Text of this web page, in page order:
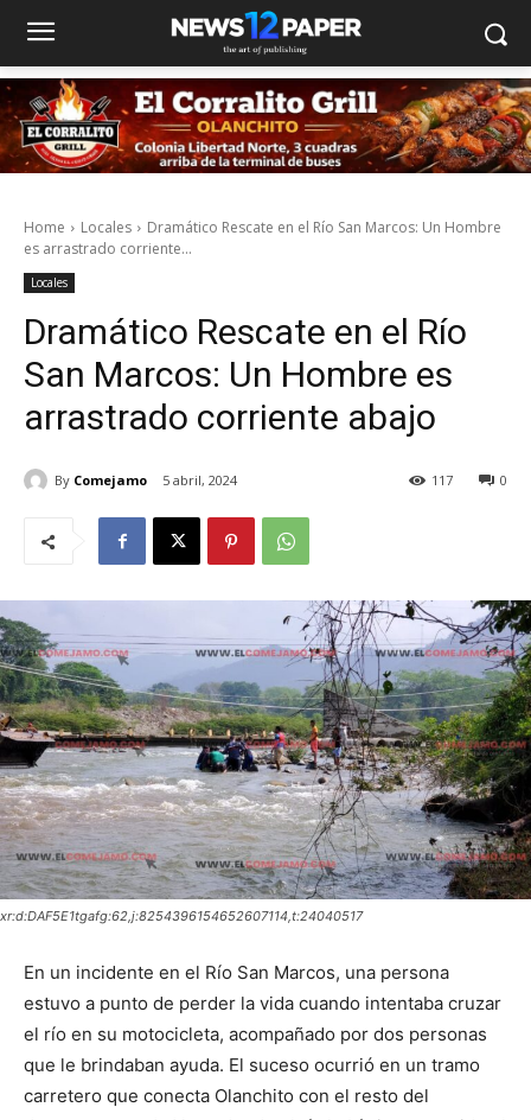
Home Locales
Dramático Rescate en el Río San Marcos: Un Hombre
es arrastrado corriente...
Locales
Dramático Rescate en el Río
San Marcos: Un Hombre es
arrastrado corriente abajo
By Comejamo 5 abril, 2024 0
117
xr:d:DAF5E1tgafg:62,j:8254396154652607114,t:24040517
En un incidente en el Río San Marcos, una persona
estuvo a punto de perder la vida cuando intentaba cruzar
el río en su motocicleta, acompañado por dos personas
que le brindaban ayuda. El suceso ocurrió en un tramo
carretero que conecta Olanchito con el resto del